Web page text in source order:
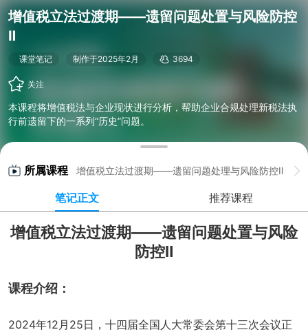
增值税立法过渡期——遗留问题处置与风险防控
Ⅱ
课堂笔记 制作于2025年2月 3694
关注
本课程将增值税法与企业现状进行分析，帮助企业合规处理新税法执
行前遗留下的一系列“历史”问题。
所属课程 增值税立法过渡期——遗留问题处理与风险防控Ⅱ
笔记正文 推荐课程
增值税立法过渡期——遗留问题处置与风险
防控Ⅱ
课程介绍：
2024年12月25日，十四届全国人大常委会第十三次会议正